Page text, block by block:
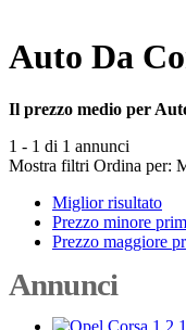
Auto Da
Il prezzo medio per
1 - 1 di 1 annunci
Mostra filtri Ordina per:
Miglior risultato
Prezzo minore
Prezzo maggiore
Annunci